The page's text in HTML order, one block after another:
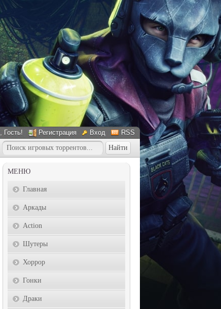
, Гость! Регистрация Вход RSS
МЕНЮ
Главная
Аркады
Action
Шутеры
Хоррор
Гонки
Драки